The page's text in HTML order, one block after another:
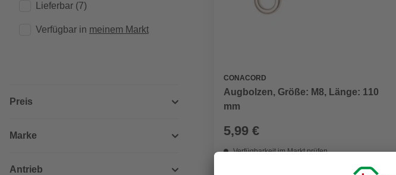
Lieferbar (7)
Verfügbar in meinem Markt
Preis
Marke
Antrieb
CONACORD
Augbolzen, Größe: M8, Länge: 110
mm
5,99 €
Verfügbarkeit im Markt prüfen